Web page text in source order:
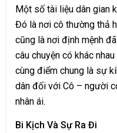
Một số tài liệu dân gian
Đó là nơi cô thường thả
cũng là nơi định mệnh
câu chuyện có khác
cùng điểm chung là sự
dân đối với Cô – người
nhân ái.
Bi Kịch Và Sự Ra Đi